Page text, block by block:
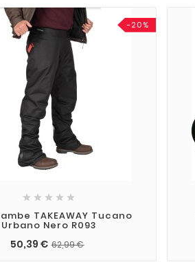
-20%
    
TAKEAWAY Tucano
Urbano Nero R093
50,39 € 62,99 €